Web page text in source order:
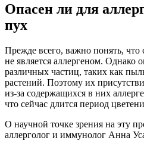
Опасен ли для
пух
Прежде всего, важно понять,
не является аллергеном. Однако
различных частиц, таких как
растений. Поэтому их
из-за содержащихся в них
что сейчас длится период
О научной точке зрения на эту
аллерголог и иммунолог Анна